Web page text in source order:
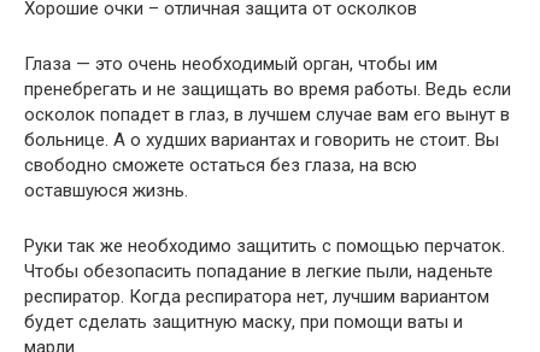
Хорошие очки – отличная защита от осколков
Глаза — это очень необходимый орган, чтобы им
пренебрегать и не защищать во время работы. Ведь если
осколок попадет в глаз, в лучшем случае вам его вынут в
больнице. А о худших вариантах и говорить не стоит. Вы
свободно сможете остаться без глаза, на всю
оставшуюся жизнь.
Руки так же необходимо защитить с помощью перчаток.
Чтобы обезопасить попадание в легкие пыли, наденьте
респиратор. Когда респиратора нет, лучшим вариантом
будет сделать защитную маску, при помощи ваты и
марли.